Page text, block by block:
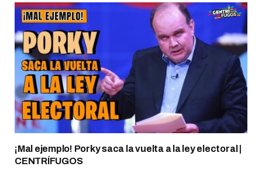
¡Mal ejemplo! Porky saca la vuelta a la ley electoral |
CENTRÍFUGOS